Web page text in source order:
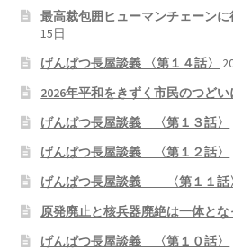
問合せ・メルマガ
最高裁包囲ヒューマンチェーン
15日
げんぱつ長屋談義 〈第１４話〉
2026年平和をきずく市民のつどい
げんぱつ長屋談義 〈第１３話〉
げんぱつ長屋談義 〈第１２話〉
げんぱつ長屋談義 〈第１１話
原発廃止と核兵器廃絶は一体とな
げんぱつ長屋談義 〈第１０話〉